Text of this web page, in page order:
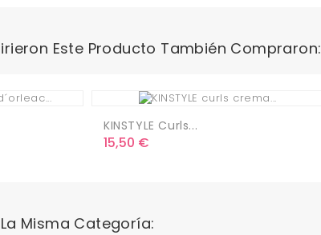
Este Producto También Compraron:
KINSTYLE Curls...
Precio
15,50 €
Misma Categoría: